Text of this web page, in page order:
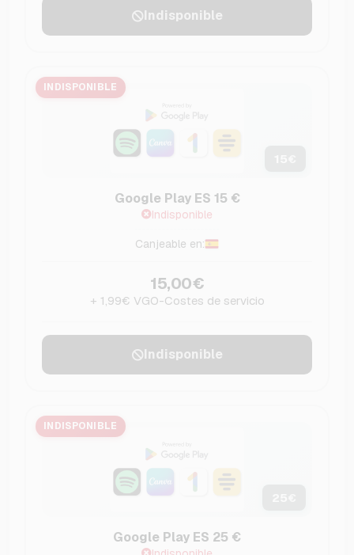
Indisponible
INDISPONIBLE
Google Play ES 15 €
Indisponible
Canjeable en:
15,00€
+ 1,99€ VGO-Costes de servicio
Indisponible
INDISPONIBLE
Google Play ES 25 €